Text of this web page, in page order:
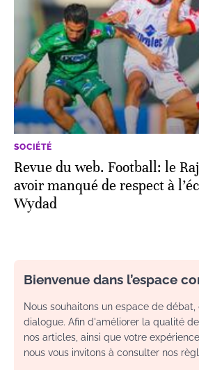
SOCIÉTÉ
Revue du web. Football: le
avoir manqué de respect à
Wydad
Bienvenue dans l’espace
Nous souhaitons un espace de débat,
dialogue. Afin d'améliorer la qualité
nos articles, ainsi que votre
nous vous invitons à consulter nos